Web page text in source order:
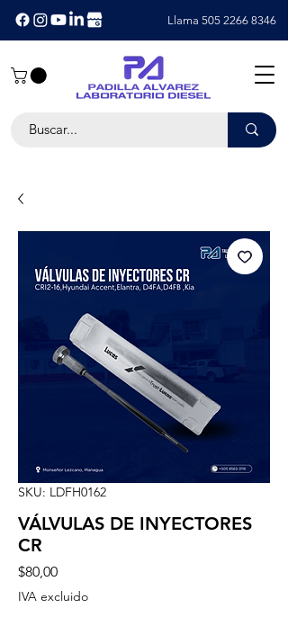
Llama 505 2266 8346
SKU: LDFH0162
VÁLVULAS DE INYECTORES
CR
$80,00Precio
IVA excluido